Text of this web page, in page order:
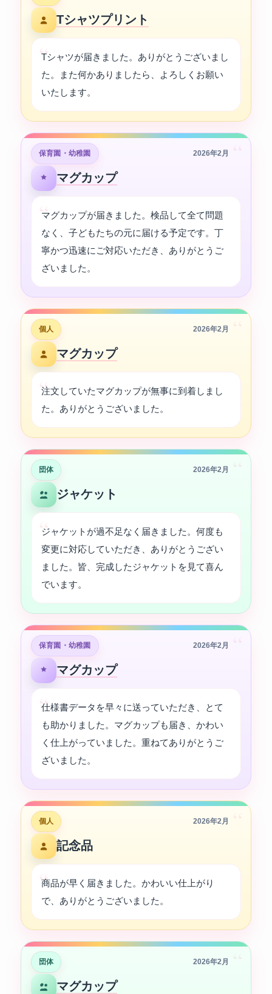
Tシャツプリント
Tシャツが届きました。ありがとうございまし
た。また何かありましたら、よろしくお願い
いたします。
保育園・幼稚園 2026年2月
マグカップ
マグカップが届きました。検品して全て問題
なく、子どもたちの元に届ける予定です。丁
寧かつ迅速にご対応いただき、ありがとうご
ざいました。
個人 2026年2月
マグカップ
注文していたマグカップが無事に到着しまし
た。ありがとうございました。
団体 2026年2月
ジャケット
ジャケットが過不足なく届きました。何度も
変更に対応していただき、ありがとうござい
ました。皆、完成したジャケットを見て喜ん
でいます。
保育園・幼稚園 2026年2月
マグカップ
仕様書データを早々に送っていただき、とて
も助かりました。マグカップも届き、かわい
く仕上がっていました。重ねてありがとうご
ざいました。
個人 2026年2月
記念品
商品が早く届きました。かわいい仕上がり
で、ありがとうございました。
団体 2026年2月
マグカップ